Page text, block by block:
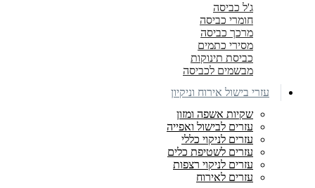
ג'ל כביסה
חומרי כביסה
מרכך כביסה
מסירי כתמים
כביסת תינוקות
מבשמים לכביסה
עזרי בישול אירוח וניקיון
שקיות אשפה ומזון
עזרים לבישול ואפייה
עזרים לניקוי כללי
עזרים לשטיפת כלים
עזרים לניקוי רצפות
עזרים לאירוח